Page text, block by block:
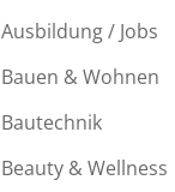
Ausbildung / Jobs
Bauen & Wohnen
Bautechnik
Beauty & Wellness